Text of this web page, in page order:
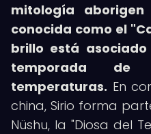
mitología
conocida como el
brillo está
temporada
temperaturas. En
china, Sirio forma
Nüshu, la "Diosa del